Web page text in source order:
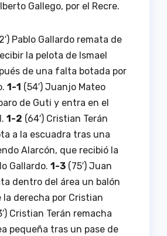
Gallego, por el Recre.
Pablo Gallardo remata de
la pelota de Ismael
de una falta botada por
1-1 (54′) Juanjo Mateo
de Guti y entra en el
1-2 (64′) Cristian Terán
a la escuadra tras una
Alarcón, que recibió la
Gallardo. 1-3 (75′) Juan
dentro del área un balón
la derecha por Cristian
Cristian Terán remacha
pequeña tras un pase de